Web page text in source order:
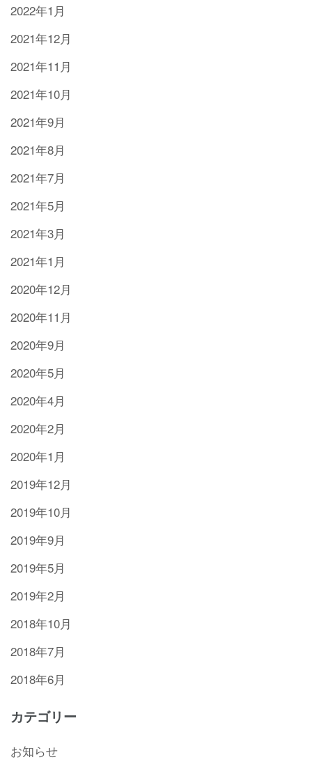
2022年1月
2021年12月
2021年11月
2021年10月
2021年9月
2021年8月
2021年7月
2021年5月
2021年3月
2021年1月
2020年12月
2020年11月
2020年9月
2020年5月
2020年4月
2020年2月
2020年1月
2019年12月
2019年10月
2019年9月
2019年5月
2019年2月
2018年10月
2018年7月
2018年6月
カテゴリー
お知らせ